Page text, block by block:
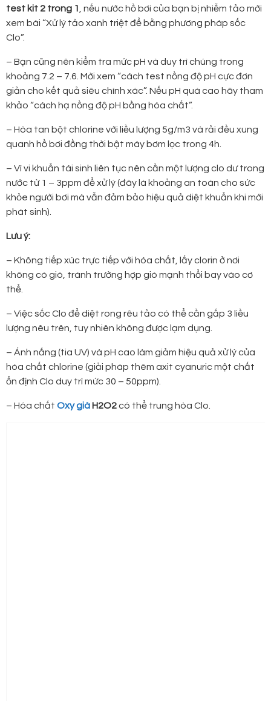
test kit 2 trong 1, nếu nước hồ bơi của bạn bị nhiễm tảo mời
xem bài “Xử lý tảo xanh triệt để bằng phương pháp sốc
Clo”.
– Bạn cũng nên kiểm tra mức pH và duy trì chúng trong
khoảng 7.2 – 7.6. Mời xem “cách test nồng độ pH cực đơn
giản cho kết quả siêu chính xác”. Nếu pH quá cao hãy tham
khảo “cách hạ nồng độ pH bằng hóa chất”.
– Hòa tan bột chlorine với liều lượng 5g/m3 và rải đều xung
quanh hồ bơi đồng thời bật máy bơm lọc trong 4h.
– Vì vi khuẩn tái sinh liên tục nên cần một lượng clo dư trong
nước từ 1 – 3ppm để xử lý (đây là khoảng an toàn cho sức
khỏe người bơi mà vẫn đảm bảo hiệu quả diệt khuẩn khi mới
phát sinh).
Lưu ý:
– Không tiếp xúc trực tiếp với hóa chất, lấy clorin ở nơi
không có gió, tránh trường hợp gió mạnh thổi bay vào cơ
thể.
– Việc sốc Clo để diệt rong rêu tảo có thể cần gấp 3 liều
lượng nêu trên, tuy nhiên không được lạm dụng.
– Ánh nắng (tia UV) và pH cao làm giảm hiệu quả xử lý của
hóa chất chlorine (giải pháp thêm axit cyanuric một chất
ổn định Clo duy trì mức 30 – 50ppm).
– Hóa chất Oxy già H2O2có thể trung hòa Clo.